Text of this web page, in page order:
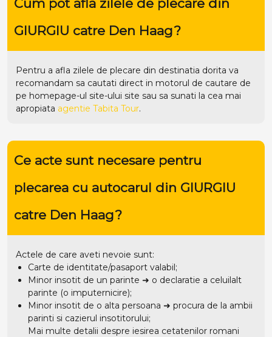
Cum pot afla zilele de plecare din
GIURGIU catre Den Haag?
Pentru a afla zilele de plecare din destinatia dorita va
recomandam sa cautati direct in motorul de cautare de
pe homepage-ul site-ului site sau sa sunati la cea mai
apropiata agentie Tabita Tour.
Ce acte sunt necesare pentru
plecarea cu autocarul din GIURGIU
catre Den Haag?
Actele de care aveti nevoie sunt:
Carte de identitate/pasaport valabil;
Minor insotit de un parinte ➜ o declaratie a celuilalt
parinte (o imputernicire);
Minor insotit de o alta persoana ➜ procura de la ambii
parinti si cazierul insotitorului;
Mai multe detalii despre iesirea cetatenilor romani